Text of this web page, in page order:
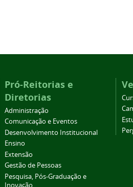
Pró-Reitorias e
Diretorias
Administração
Comunicação e Eventos
Desenvolvimento Institucional
Ensino
Extensão
Gestão de Pessoas
Pesquisa, Pós-Graduação e
Inovação